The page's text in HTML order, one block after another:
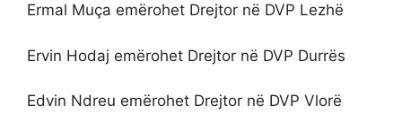
Ermal Muça emërohet Drejtor në DVP Lezhë
Ervin Hodaj emërohet Drejtor në DVP Durrës
Edvin Ndreu emërohet Drejtor në DVP Vlorë